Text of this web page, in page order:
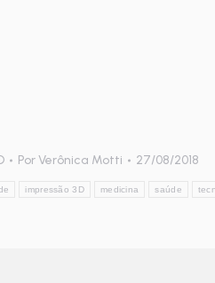
PorVerônica Motti
27/08/2018
impressão 3D medicina saúde